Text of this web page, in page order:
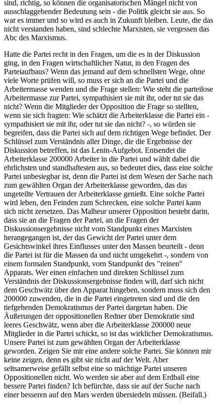
sind, richtig, so können die organisatorischen Mängel nicht von
ausschlaggebender Bedeutung sein - die Politik gleicht sie aus. So
war es immer und so wird es auch in Zukunft bleiben. Leute, die das
nicht verstanden haben, sind schlechte Marxisten, sie vergessen das
Abc des Marxismus.
Hatte die Partei recht in den Fragen, um die es in der Diskussion
ging, in den Fragen wirtschaftlicher Natur, in den Fragen des
Parteiaufbaus? Wenn das jemand auf dem schnellsten Wege, ohne
viele Worte prüfen will, so muss er sich an die Partei und die
Arbeitermasse wenden und die Frage stellen: Wie steht die parteilose
Arbeitermasse zur Partei, sympathisiert sie mit ihr, oder tut sie das
nicht? Wenn die Mitglieder der Opposition die Frage so stellten,
wenn sie sich fragten: Wie schätzt die Arbeiterklasse die Partei ein -
sympathisiert sie mit ihr, oder tut sie das nicht? -, so würden sie
begreifen, dass die Partei sich auf dem richtigen Wege befindet. Der
Schlüssel zum Verständnis aller Dinge, die die Ergebnisse der
Diskussion betreffen, ist das Lenin-Aufgebot. Entsendet die
Arbeiterklasse 200000 Arbeiter in die Partei und wählt dabei die
ehrlichsten und standhaftesten aus, so bedeutet dies, dass eine solche
Partei unbesiegbar ist, denn die Partei ist dem Wesen der Sache nach
zum gewählten Organ der Arbeiterklasse geworden, das das
ungeteilte Vertrauen der Arbeiterklasse genießt. Eine solche Partei
wird leben, den Feinden zum Schrecken, eine solche Partei kann
sich nicht zersetzen. Das Malheur unserer Opposition besteht darin,
dass sie an die Fragen der Partei, an die Fragen der
Diskussionsergebnisse nicht vom Standpunkt eines Marxisten
herangegangen ist, der das Gewicht der Partei unter dem
Gesichtswinkel ihres Einflusses unter den Massen beurteilt - denn
die Partei ist für die Massen da und nicht umgekehrt -, sondern von
einem formalen Standpunkt, vorn Standpunkt des "reinen"
Apparats. Wer einen einfachen und direkten Schlüssel zum
Verständnis der Diskussionsergebnisse finden will, darf sich nicht
dem Geschwätz über den Apparat hingeben, sondern muss sich den
200000 zuwenden, die in die Partei eingetreten sind und die den
tiefgehenden Demokratismus der Partei dargetan haben. Die
Äußerungen der oppositionellen Redner über Demokratie sind
leeres Geschwätz, wenn aber die Arbeiterklasse 200000 neue
Mitglieder in die Partei schickt, so ist das wirklicher Demokratismus.
Unsere Partei ist zum gewählten Organ der Arbeiterklasse
geworden. Zeigen Sie mir eine andere solche Partei. Sie können mir
keine zeigen, denn es gibt sie nicht auf der Welt. Aber
seltsamerweise gefällt selbst eine so mächtige Partei unseren
Oppositionellen nicht. Wo werden sie aber auf dem Erdball eine
bessere Partei finden? Ich befürchte, dass sie auf der Suche nach
einer besseren auf den Mars werden übersiedeln müssen. (Beifall.)